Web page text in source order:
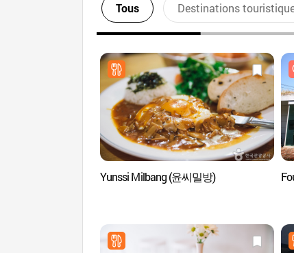
Tous Destinations
Yunssi Milbang (윤씨밀방)